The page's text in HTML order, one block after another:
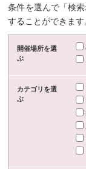
条件を選んで「検
することができます
開催場所を選
ぶ
カテゴリを選
ぶ